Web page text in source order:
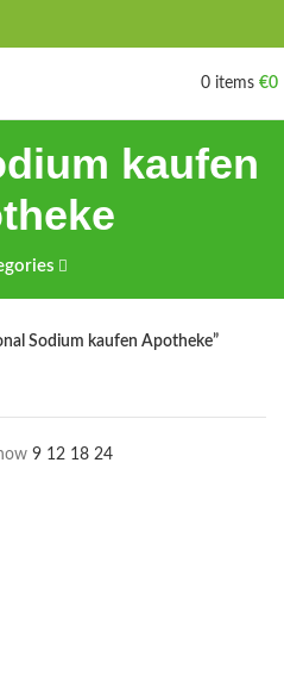
0 items €0
kaufen
Sodium kaufen Apotheke”
9 12 18 24